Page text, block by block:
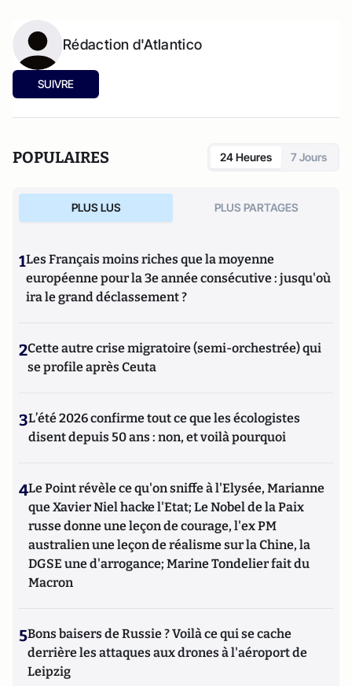
Rédaction d'Atlantico
SUIVRE
POPULAIRES 24 Heures 7 Jours
PLUS LUS PLUS PARTAGES
1Les Français moins riches que la moyenne
européenne pour la 3e année consécutive : jusqu'où
ira le grand déclassement ?
2Cette autre crise migratoire (semi-orchestrée) qui
se profile après Ceuta
3L’été 2026 confirme tout ce que les écologistes
disent depuis 50 ans : non, et voilà pourquoi
4Le Point révèle ce qu'on sniffe à l'Elysée, Marianne
que Xavier Niel hacke l'Etat; Le Nobel de la Paix
russe donne une leçon de courage, l'ex PM
australien une leçon de réalisme sur la Chine, la
DGSE une d'arrogance; Marine Tondelier fait du
Macron
5Bons baisers de Russie ? Voilà ce qui se cache
derrière les attaques aux drones à l'aéroport de
Leipzig